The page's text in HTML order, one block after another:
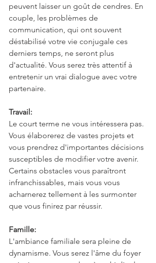
peuvent laisser un goût de cendres. En
couple, les problèmes de
communication, qui ont souvent
déstabilisé votre vie conjugale ces
derniers temps, ne seront plus
d'actualité. Vous serez très attentif à
entretenir un vrai dialogue avec votre
partenaire.
Travail:
Le court terme ne vous intéressera pas.
Vous élaborerez de vastes projets et
vous prendrez d'importantes décisions
susceptibles de modifier votre avenir.
Certains obstacles vous paraîtront
infranchissables, mais vous vous
acharnerez tellement à les surmonter
que vous finirez par réussir.
Famille:
L'ambiance familiale sera pleine de
dynamisme. Vous serez l'âme du foyer